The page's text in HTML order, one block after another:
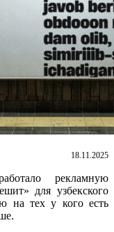
18.11.2025
рекламную
для узбекского
на тех у кого есть